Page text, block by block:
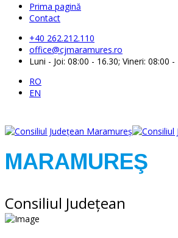
Prima pagină
Contact
+40 262.212.110
office@cjmaramures.ro
Luni - Joi: 08:00 - 16.30; Vineri: 08:00 -
RO
EN
MARAMUREŞ
Consiliul Judeţean